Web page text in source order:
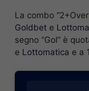
La combo
Goldbet e
segno “Gol” è
e Lottomatica e a